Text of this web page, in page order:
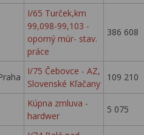
I/65 Turček,km
99,098-99,103 -
oporný múr- stav.
práce
386 608
I/75 Čebovce - AZ,
Slovenské Kľačany
109 210
Kúpna zmluva -
hardwer
5 075